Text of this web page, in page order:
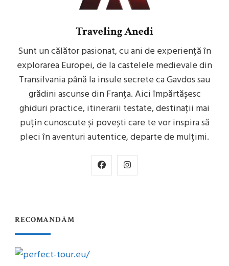
Traveling Anedi
Sunt un călător pasionat, cu ani de experiență în
explorarea Europei, de la castelele medievale din
Transilvania până la insule secrete ca Gavdos sau
grădini ascunse din Franța. Aici împărtășesc
ghiduri practice, itinerarii testate, destinații mai
puțin cunoscute și povești care te vor inspira să
pleci în aventuri autentice, departe de mulțimi.
RECOMANDĂM